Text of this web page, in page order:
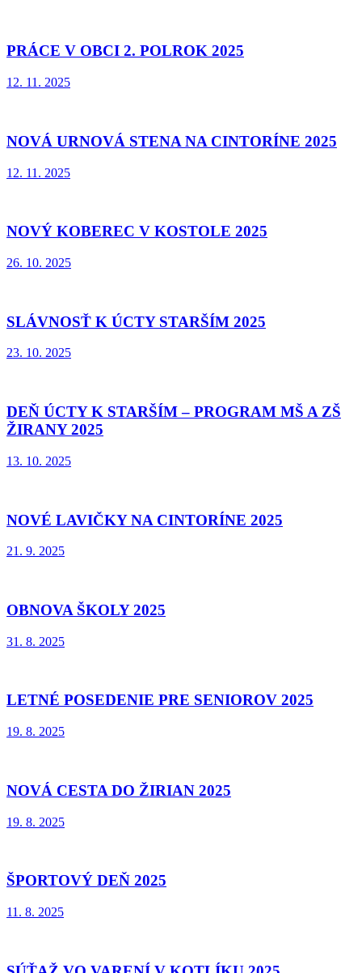
PRÁCE V OBCI 2. POLROK 2025
12. 11. 2025
NOVÁ URNOVÁ STENA NA CINTORÍNE 2025
12. 11. 2025
NOVÝ KOBEREC V KOSTOLE 2025
26. 10. 2025
SLÁVNOSŤ K ÚCTY STARŠÍM 2025
23. 10. 2025
DEŇ ÚCTY K STARŠÍM – PROGRAM MŠ A ZŠ
ŽIRANY 2025
13. 10. 2025
NOVÉ LAVIČKY NA CINTORÍNE 2025
21. 9. 2025
OBNOVA ŠKOLY 2025
31. 8. 2025
LETNÉ POSEDENIE PRE SENIOROV 2025
19. 8. 2025
NOVÁ CESTA DO ŽIRIAN 2025
19. 8. 2025
ŠPORTOVÝ DEŇ 2025
11. 8. 2025